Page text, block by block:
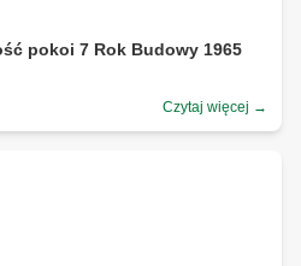
pokoi 7 Rok Budowy 1965
Czytaj więcej →